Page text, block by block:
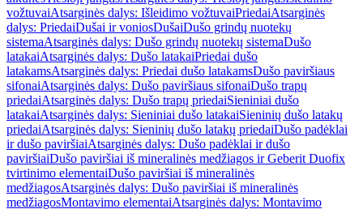
vožtuvaiAtsarginės dalys: Išleidimo vožtuvaiPriedaiAtsarginės
dalys: PriedaiDušai ir voniosDušaiDušo grindų nuotekų
sistemaAtsarginės dalys: Dušo grindų nuotekų sistemaDušo
latakaiAtsarginės dalys: Dušo latakaiPriedai dušo
latakamsAtsarginės dalys: Priedai dušo latakamsDušo paviršiaus
sifonaiAtsarginės dalys: Dušo paviršiaus sifonaiDušo trapų
priedaiAtsarginės dalys: Dušo trapų priedaiSieniniai dušo
latakaiAtsarginės dalys: Sieniniai dušo latakaiSieninių dušo latakų
priedaiAtsarginės dalys: Sieninių dušo latakų priedaiDušo padėklai
ir dušo paviršiaiAtsarginės dalys: Dušo padėklai ir dušo
paviršiaiDušo paviršiai iš mineralinės medžiagos ir Geberit Duofix
tvirtinimo elementaiDušo paviršiai iš mineralinės
medžiagosAtsarginės dalys: Dušo paviršiai iš mineralinės
medžiagosMontavimo elementaiAtsarginės dalys: Montavimo